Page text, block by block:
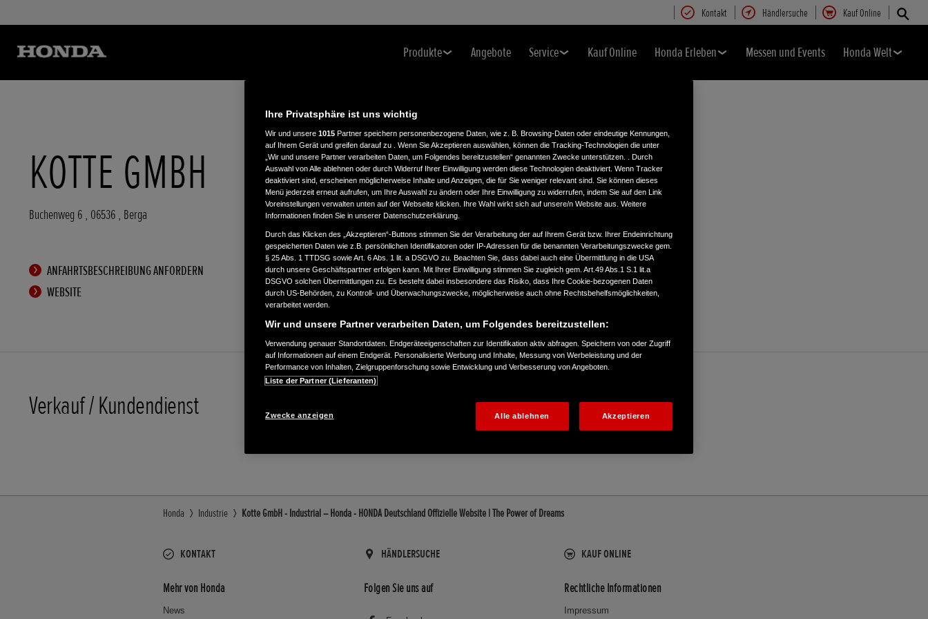
Kontakt Händlersuche Kauf Online
Produkte Angebote Service Kauf Online Honda Erleben Messen und Events Honda Welt
KOTTE GMBH
Buchenweg 6 , 06536 , Berga
ANFAHRTSBESCHREIBUNG ANFORDERN
WEBSITE
Verkauf / Kundendienst
Honda Industrie Kotte GmbH - Industrial – Honda - HONDA Deutschland Offizielle Website | The Power of Dreams
KONTAKT HÄNDLERSUCHE KAUF ONLINE
Mehr von Honda
News
Folgen Sie uns auf Rechtliche Informationen
Impressum
Ihre Privatsphäre ist uns wichtig
Wir und unsere 1015 Partner speichern personenbezogene Daten, wie z. B. Browsing-Daten oder eindeutige Kennungen,
auf Ihrem Gerät und greifen darauf zu . Wenn Sie Akzeptieren auswählen, können die Tracking-Technologien die unter
„Wir und unsere Partner verarbeiten Daten, um Folgendes bereitzustellen“ genannten Zwecke unterstützen. . Durch
Auswahl von Alle ablehnen oder durch Widerruf Ihrer Einwilligung werden diese Technologien deaktiviert. Wenn Tracker
deaktiviert sind, erscheinen möglicherweise Inhalte und Anzeigen, die für Sie weniger relevant sind. Sie können dieses
Menü jederzeit erneut aufrufen, um Ihre Auswahl zu ändern oder Ihre Einwilligung zu widerrufen, indem Sie auf den Link
Voreinstellungen verwalten unten auf der Webseite klicken. Ihre Wahl wirkt sich auf unsere/n Website aus. Weitere
Informationen finden Sie in unserer Datenschutzerklärung.
Durch das Klicken des „Akzeptieren“-Buttons stimmen Sie der Verarbeitung der auf Ihrem Gerät bzw. Ihrer Endeinrichtung
gespeicherten Daten wie z.B. persönlichen Identifikatoren oder IP-Adressen für die benannten Verarbeitungszwecke gem.
§ 25 Abs. 1 TTDSG sowie Art. 6 Abs. 1 lit. a DSGVO zu. Beachten Sie, dass dabei auch eine Übermittlung in die USA
durch unsere Geschäftspartner erfolgen kann. Mit Ihrer Einwilligung stimmen Sie zugleich gem. Art.49 Abs.1 S.1 lit.a
DSGVO solchen Übermittlungen zu. Es besteht dabei insbesondere das Risiko, dass Ihre Cookie-bezogenen Daten
durch US-Behörden, zu Kontroll- und Überwachungszwecke, möglicherweise auch ohne Rechtsbehelfsmöglichkeiten,
verarbeitet werden.
Wir und unsere Partner verarbeiten Daten, um Folgendes bereitzustellen:
Verwendung genauer Standortdaten. Endgeräteeigenschaften zur Identifikation aktiv abfragen. Speichern von oder Zugriff
auf Informationen auf einem Endgerät. Personalisierte Werbung und Inhalte, Messung von Werbeleistung und der
Performance von Inhalten, Zielgruppenforschung sowie Entwicklung und Verbesserung von Angeboten.
Liste der Partner (Lieferanten)
Zwecke anzeigen Alle ablehnen Akzeptieren